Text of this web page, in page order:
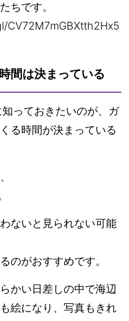
ちです。
CV72M7mGBXtth2Hx5
間は決まっている
っておきたいのが、ガ
る時間が決まっている
ないと見られない可能
のがおすすめです。
かい日差しの中で海辺
絵になり、写真もきれ